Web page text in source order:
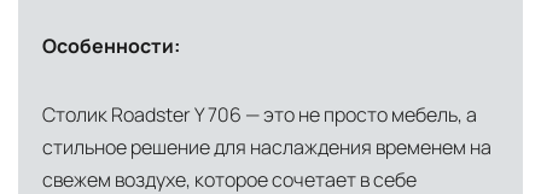
Кипр
— распределительная база для
Лондон, Великобритания—
логистический хаб для европейского рынка
Особенности:
Столик Roadster Y 706 — это не просто мебель, а
стильное решение для наслаждения временем на
свежем воздухе, которое сочетает в себе